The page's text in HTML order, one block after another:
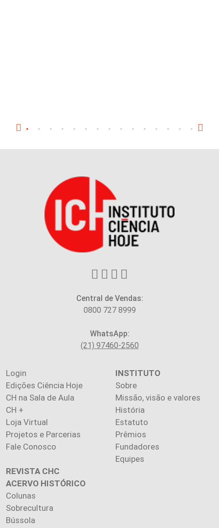
Central de Vendas:
0800 727 8999
WhatsApp:
(21) 97460-2560
Login
Edições Ciência Hoje
CH na Sala de Aula
CH +
Loja Virtual
Projetos e Parcerias
Fale Conosco
INSTITUTO
Sobre
Missão, visão e valores
História
Estatuto
Prêmios
Fundadores
Equipes
REVISTA CHC
ACERVO HISTÓRICO
Colunas
Sobrecultura
Bússola